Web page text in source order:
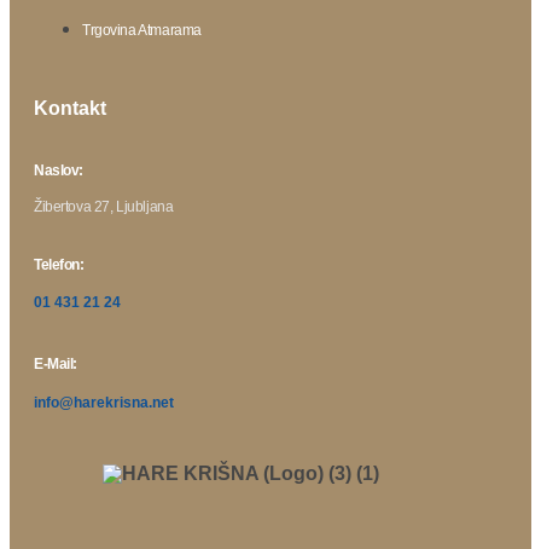
Trgovina Atmarama
Kontakt
Naslov:
Žibertova 27, Ljubljana
Telefon:
01 431 21 24
E-Mail:
info@harekrisna.net